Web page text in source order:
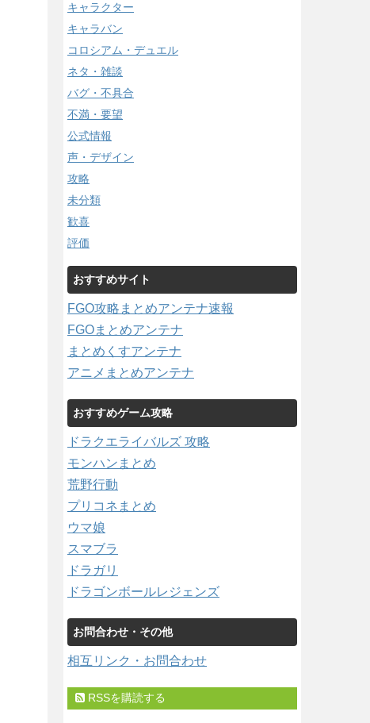
キャラクター
キャラバン
コロシアム・デュエル
ネタ・雑談
バグ・不具合
不満・要望
公式情報
声・デザイン
攻略
未分類
歓喜
評価
おすすめサイト
FGO攻略まとめアンテナ速報
FGOまとめアンテナ
まとめくすアンテナ
アニメまとめアンテナ
おすすめゲーム攻略
ドラクエライバルズ 攻略
モンハンまとめ
荒野行動
プリコネまとめ
ウマ娘
スマブラ
ドラガリ
ドラゴンボールレジェンズ
お問合わせ・その他
相互リンク・お問合わせ
RSSを購読する